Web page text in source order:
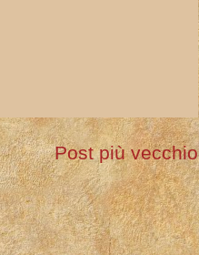
Post più vecchio